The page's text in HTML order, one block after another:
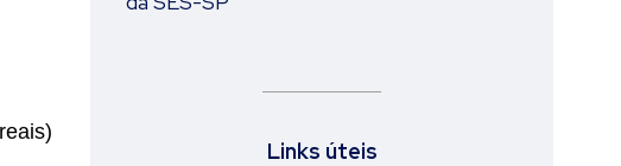
Links úteis